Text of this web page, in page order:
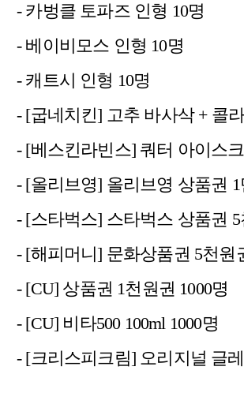
- 카벙클 토파즈 인형 10명
- 베이비모스 인형 10명
- 캐트시 인형 10명
- [굽네치킨] 고추 바사삭 + 콜
- [베스킨라빈스] 쿼터 아이스
- [올리브영] 올리브영 상품권
- [스타벅스] 스타벅스 상품권 5
- [해피머니] 문화상품권 5천원
- [CU] 상품권 1천원권 1000명
- [CU] 비타500 100ml 1000명
- [크리스피크림] 오리지널 글